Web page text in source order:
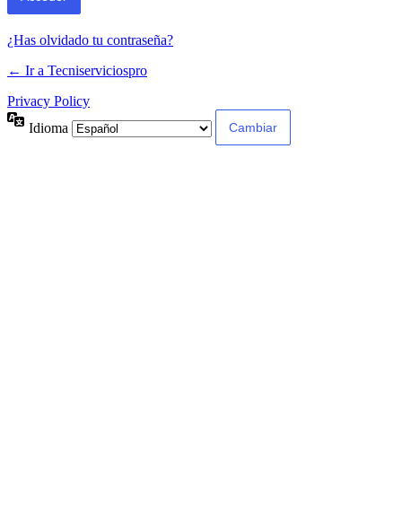
¿Has olvidado tu contraseña?
← Ir a Tecniserviciospro
Privacy Policy
Idioma